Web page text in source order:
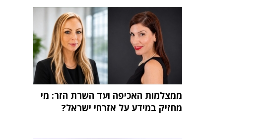
ממצלמות האכיפה ועד השרת הזר: מי
מחזיק במידע על אזרחי ישראל?